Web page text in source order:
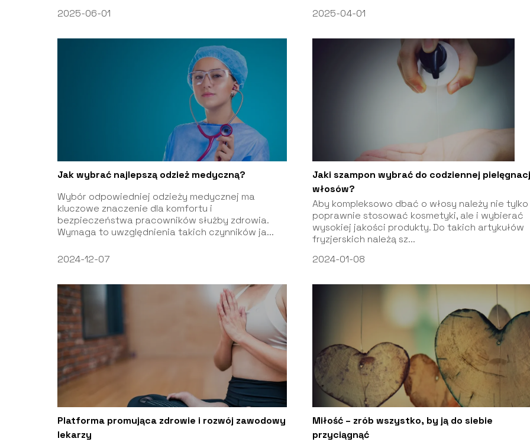
2025-06-01
2025-04-01
Jak wybrać najlepszą odzież medyczną?
Wybór odpowiedniej odzieży medycznej ma
kluczowe znaczenie dla komfortu i
bezpieczeństwa pracowników służby zdrowia.
Wymaga to uwzględnienia takich czynników ja...
2024-12-07
Jaki szampon wybrać do codziennej
włosów?
Aby kompleksowo dbać o włosy należy nie tylko
poprawnie stosować kosmetyki, ale i wybierać
wysokiej jakości produkty. Do takich artykułów
fryzjerskich należą sz...
2024-01-08
Platforma promująca zdrowie i rozwój zawodowy
lekarzy
Miłość – zrób wszystko, by ją do siebie
przyciągnąć